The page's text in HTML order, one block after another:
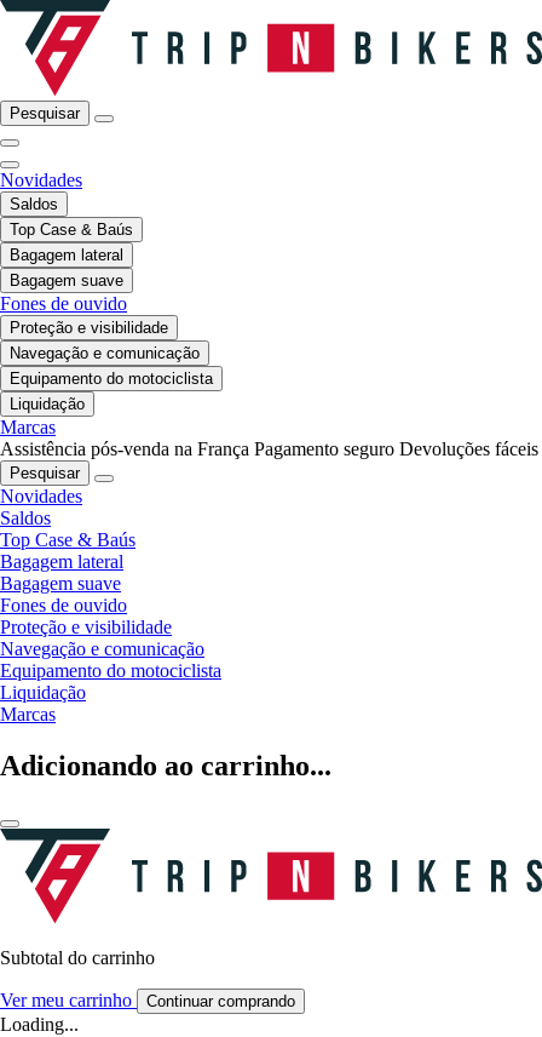
Pesquisar
Novidades
Saldos
Top Case & Baús
Bagagem lateral
Bagagem suave
Fones de ouvido
Proteção e visibilidade
Navegação e comunicação
Equipamento do motociclista
Liquidação
Marcas
Assistência pós-venda na França Pagamento seguro Devoluções fáceis
Pesquisar
Novidades
Saldos
Top Case & Baús
Bagagem lateral
Bagagem suave
Fones de ouvido
Proteção e visibilidade
Navegação e comunicação
Equipamento do motociclista
Liquidação
Marcas
Adicionando ao carrinho...
Subtotal do carrinho
Ver meu carrinho Continuar comprando
Loading...